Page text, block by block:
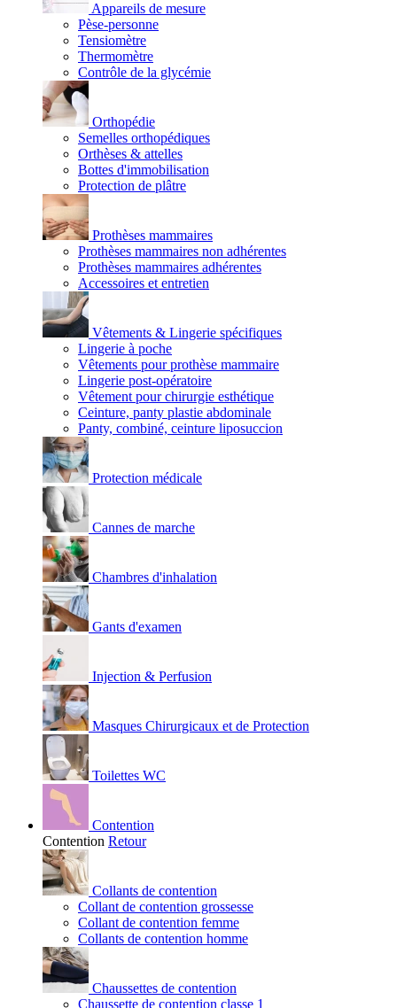
Appareils de mesure
Pèse-personne
Tensiomètre
Thermomètre
Contrôle de la glycémie
Orthopédie
Semelles orthopédiques
Orthèses & attelles
Bottes d'immobilisation
Protection de plâtre
Prothèses mammaires
Prothèses mammaires non adhérentes
Prothèses mammaires adhérentes
Accessoires et entretien
Vêtements & Lingerie spécifiques
Lingerie à poche
Vêtements pour prothèse mammaire
Lingerie post-opératoire
Vêtement pour chirurgie esthétique
Ceinture, panty plastie abdominale
Panty, combiné, ceinture liposuccion
Protection médicale
Cannes de marche
Chambres d'inhalation
Gants d'examen
Injection & Perfusion
Masques Chirurgicaux et de Protection
Toilettes WC
Contention
Contention Retour
Collants de contention
Collant de contention grossesse
Collant de contention femme
Collants de contention homme
Chaussettes de contention
Chaussette de contention classe 1